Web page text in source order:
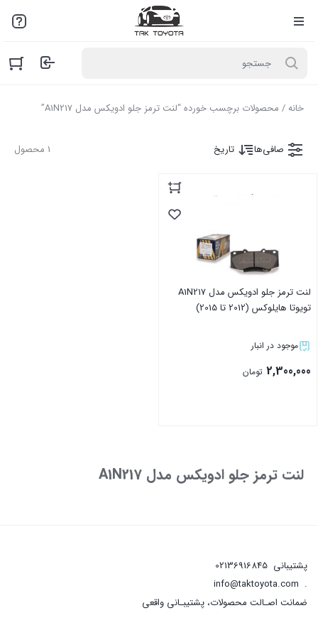
لطفاً به علت نوسانات بازار با مـا تمـاس بگیرید: 02136916845
خانه/ محصولات برچسب خورده “لنت ترمز جلو ادویکس مدل A1N217”
1 محصول صافی‌ها تاریخ
لنت ترمز جلو ادویکس مدل A1N217
تویوتا هایلوکس (2012 تا 2015)
موجود در انبار
2,300,000 تومان
لنت ترمز جلو ادویکس مدل A1N217
پشتیبانی 02136916845
.
info@taktoyota.com
ضمانت اصـالت محصولات، پشتیبـانی واقعی